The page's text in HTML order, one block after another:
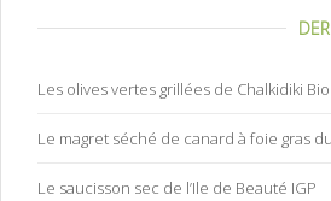
Les olives vertes grillées de Chalkidiki Bio
Le magret séché de canard à foie gras
Le saucisson sec de l’Ile de Beauté IGP